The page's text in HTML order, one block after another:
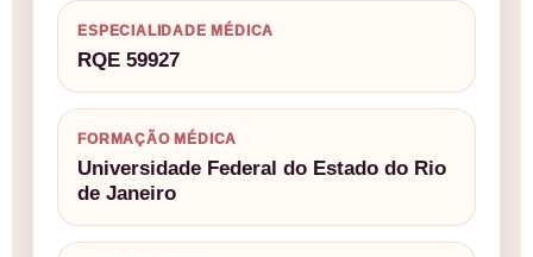
ESPECIALIDADE MÉDICA
RQE 59927
FORMAÇÃO MÉDICA
Universidade Federal do Estado do Rio
de Janeiro